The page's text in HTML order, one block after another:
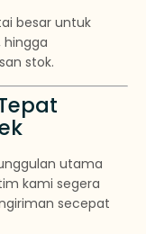
besar untuk
hingga
stok.
utama
kami segera
secepat